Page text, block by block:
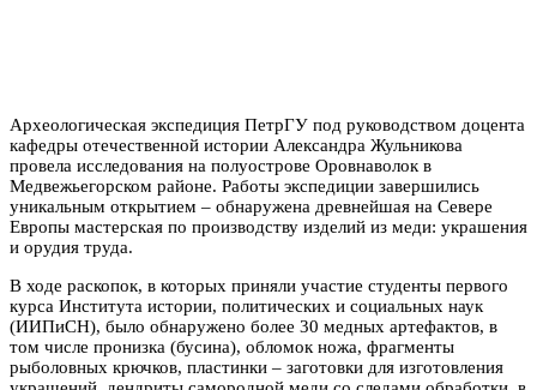
Археологическая экспедиция ПетрГУ под руководством доцента
кафедры отечественной истории Александра Жульникова
провела исследования на полуострове Оровнаволок в
Медвежьегорском районе. Работы экспедиции завершились
уникальным открытием – обнаружена древнейшая на Севере
Европы мастерская по производству изделий из меди: украшения
и орудия труда.
В ходе раскопок, в которых приняли участие студенты первого
курса Института истории, политических и социальных наук
(ИИПиСН), было обнаружено более 30 медных артефактов, в
том числе пронизка (бусина), обломок ножа, фрагменты
рыболовных крючков, пластинки – заготовки для изготовления